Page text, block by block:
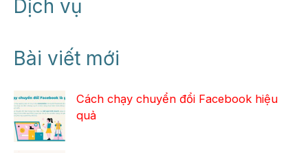
Dịch vụ
Bài viết mới
Cách chạy chuyển đổi Facebook hiệu
quả